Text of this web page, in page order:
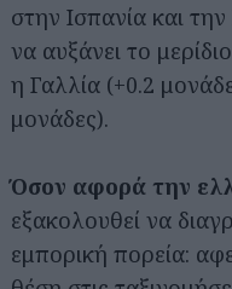
στην Ισπανία και
να αυξάνει το
η Γαλλία (+0.2
μονάδες).
Όσον αφορά την
εξακολουθεί να
εμπορική πορεία: